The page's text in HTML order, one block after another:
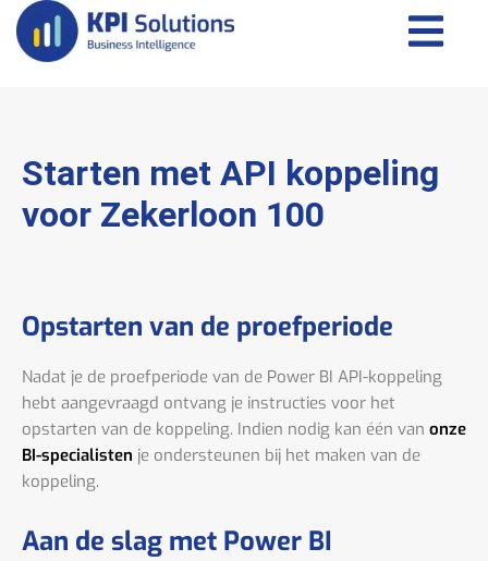
Starten met API koppeling
voor Zekerloon 100
Opstarten van de proefperiode
Nadat je de proefperiode van de Power BI API-koppeling
hebt aangevraagd ontvang je instructies voor het
opstarten van de koppeling. Indien nodig kan één van onze
BI-specialisten je ondersteunen bij het maken van de
koppeling.
Aan de slag met Power BI